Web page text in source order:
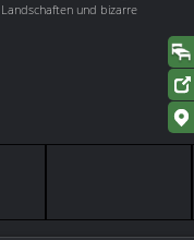
und bizarre